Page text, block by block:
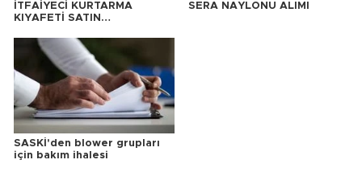
İTFAİYECİ KURTARMA
KIYAFETİ SATIN
SERA NAYLONU ALIMI
SASKİ'den blower grupları
için bakım ihalesi